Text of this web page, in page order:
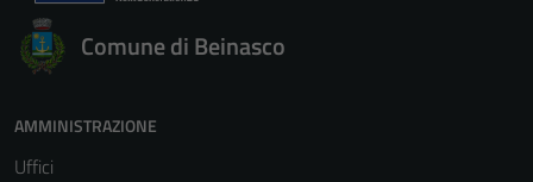
Comune di Beinasco
AMMINISTRAZIONE
Uffici